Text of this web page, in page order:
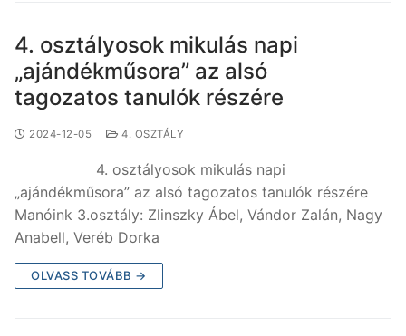
4. osztályosok mikulás napi
„ajándékműsora” az alsó
tagozatos tanulók részére
2024-12-05 4. OSZTÁLY
4. osztályosok mikulás napi
„ajándékműsora” az alsó tagozatos tanulók részére
Manóink 3.osztály: Zlinszky Ábel, Vándor Zalán, Nagy
Anabell, Veréb Dorka
OLVASS TOVÁBB →